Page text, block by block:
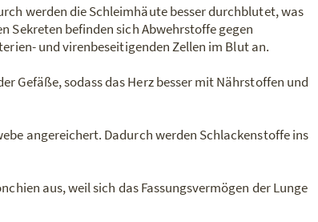
werden die Schleimhäute besser durchblutet, was
Sekreten befinden sich Abwehrstoffe gegen
und virenbeseitigenden Zellen im Blut an.
Gefäße, sodass das Herz besser mit Nährstoffen und
angereichert. Dadurch werden Schlackenstoffe ins
aus, weil sich das Fassungsvermögen der Lunge